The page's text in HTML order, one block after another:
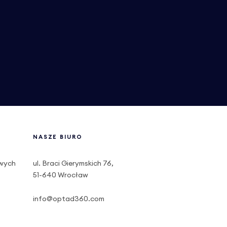
NASZE BIURO
ul. Braci Gierymskich 76,
51-640 Wrocław
info@optad360.com